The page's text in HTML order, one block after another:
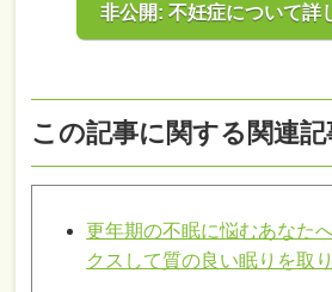
非公開: 不妊症について詳
この記事に関する関連記
更年期の不眠に悩むあなた
クスして質の良い眠りを取